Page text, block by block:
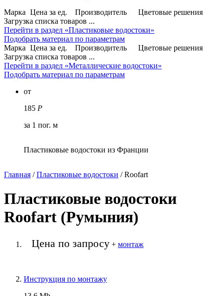
Марка Цена за ед. Производитель
Цветовые решения
Загрузка списка товаров ...
Перейти в раздел «Пластиковые водостоки»
Подобрать материал по параметрам
Марка Цена за ед. Производитель
Цветовые решения
Загрузка списка товаров ...
Перейти в раздел «Металлические водостоки»
Подобрать материал по параметрам
от
185 Р
за 1 пог. м
Пластиковые водостоки из Франции
Главная /Пластиковые водостоки /Roofart
Пластиковые водостоки
Roofart (Румыния)
Цена по запросу + монтаж
Инструкция по монтажу